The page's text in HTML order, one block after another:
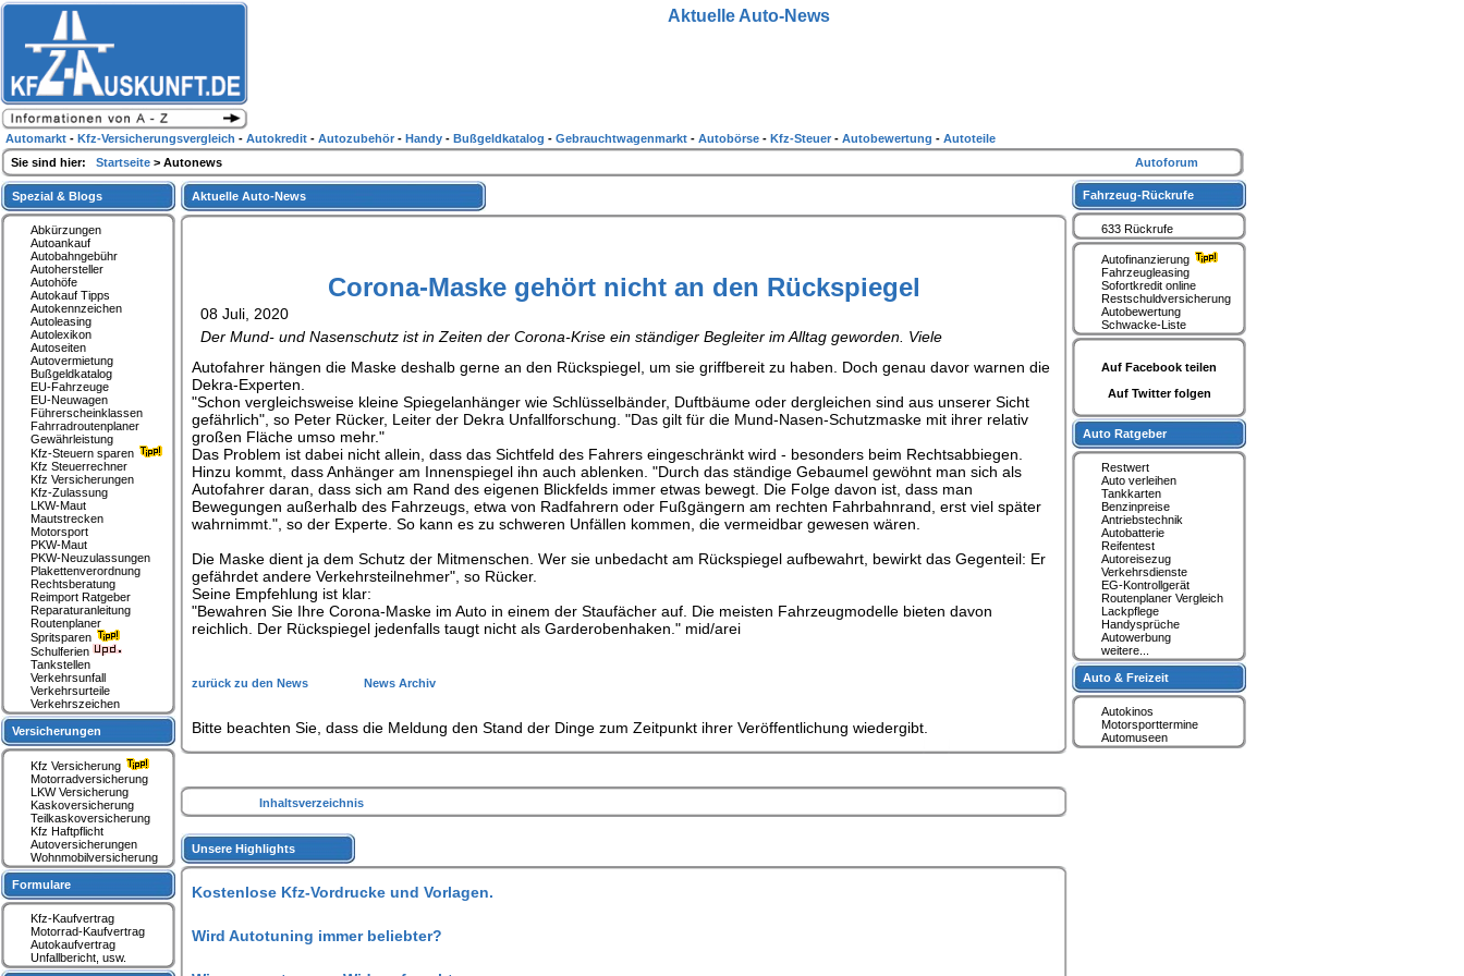
Aktuelle Auto-News
Corona-Maske gehört nicht an den Rückspiegel
08 Juli, 2020
Der Mund- und Nasenschutz ist in Zeiten der Corona-Krise ein ständiger Begleiter im Alltag geworden. Viele
Autofahrer hängen die Maske deshalb gerne an den Rückspiegel, um sie griffbereit zu haben. Doch genau davor warnen die
Dekra-Experten.
"Schon vergleichsweise kleine Spiegelanhänger wie Schlüsselbänder, Duftbäume oder dergleichen sind aus unserer Sicht
gefährlich", so Peter Rücker, Leiter der Dekra Unfallforschung. "Das gilt für die Mund-Nasen-Schutzmaske mit ihrer relativ
großen Fläche umso mehr."
Das Problem ist dabei nicht allein, dass das Sichtfeld des Fahrers eingeschränkt wird - besonders beim Rechtsabbiegen.
Hinzu kommt, dass Anhänger am Innenspiegel ihn auch ablenken. "Durch das ständige Gebaumel gewöhnt man sich als
Autofahrer daran, dass sich am Rand des eigenen Blickfelds immer etwas bewegt. Die Folge davon ist, dass man
Bewegungen außerhalb des Fahrzeugs, etwa von Radfahrern oder Fußgängern am rechten Fahrbahnrand, erst viel später
wahrnimmt.", so der Experte. So kann es zu schweren Unfällen kommen, die vermeidbar gewesen wären.
Die Maske dient ja dem Schutz der Mitmenschen. Wer sie unbedacht am Rückspiegel aufbewahrt, bewirkt das Gegenteil: Er
gefährdet andere Verkehrsteilnehmer", so Rücker.
Seine Empfehlung ist klar:
"Bewahren Sie Ihre Corona-Maske im Auto in einem der Staufächer auf. Die meisten Fahrzeugmodelle bieten davon
reichlich. Der Rückspiegel jedenfalls taugt nicht als Garderobenhaken." mid/arei
zurück zu den News News Archiv
Bitte beachten Sie, dass die Meldung den Stand der Dinge zum Zeitpunkt ihrer Veröffentlichung wiedergibt.
Inhaltsverzeichnis
Unsere Highlights
Kostenlose Kfz-Vordrucke und Vorlagen.
Wird Autotuning immer beliebter?
Spezial & Blogs
Abkürzungen
Autoankauf
Autobahngebühr
Autohersteller
Autohöfe
Autokauf Tipps
Autokennzeichen
Autoleasing
Autolexikon
Autoseiten
Autovermietung
Bußgeldkatalog
EU-Fahrzeuge
EU-Neuwagen
Führerscheinklassen
Fahrradroutenplaner
Gewährleistung
Kfz-Steuern sparen
Kfz Steuerrechner
Kfz Versicherungen
Kfz-Zulassung
LKW-Maut
Mautstrecken
Motorsport
PKW-Maut
PKW-Neuzulassungen
Plakettenverordnung
Rechtsberatung
Reimport Ratgeber
Reparaturanleitung
Routenplaner
Spritsparen
Schulferien
Tankstellen
Verkehrsunfall
Verkehrsurteile
Verkehrszeichen
Versicherungen
Kfz Versicherung
Motorradversicherung
LKW Versicherung
Kaskoversicherung
Teilkaskoversicherung
Kfz Haftpflicht
Autoversicherungen
Wohnmobilversicherung
Formulare
Kfz-Kaufvertrag
Motorrad-Kaufvertrag
Autokaufvertrag
Unfallbericht, usw.
Fahrzeug-Rückrufe
633 Rückrufe
Autofinanzierung
Fahrzeugleasing
Sofortkredit online
Restschuldversicherung
Autobewertung
Schwacke-Liste
Auf Facebook teilen
Auf Twitter folgen
Auto Ratgeber
Restwert
Auto verleihen
Tankkarten
Benzinpreise
Antriebstechnik
Autobatterie
Reifentest
Autoreisezug
Verkehrsdienste
EG-Kontrollgerät
Routenplaner Vergleich
Lackpflege
Handysprüche
Autowerbung
weitere...
Auto & Freizeit
Autokinos
Motorsporttermine
Automuseen
Aktuelle Auto-News
Automarkt - Kfz-Versicherungsvergleich - Autokredit - Autozubehör - Handy - Bußgeldkatalog - Gebrauchtwagenmarkt - Autobörse - Kfz-Steuer - Autobewertung - Autoteile
Sie sind hier: Startseite > Autonews Autoforum